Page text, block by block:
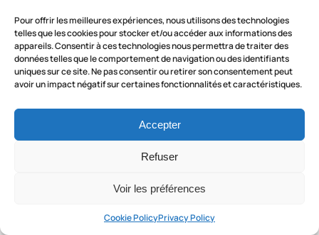
Pour offrir les meilleures expériences, nous utilisons des technologies
telles que les cookies pour stocker et/ou accéder aux informations des
appareils. Consentir à ces technologies nous permettra de traiter des
données telles que le comportement de navigation ou des identifiants
uniques sur ce site. Ne pas consentir ou retirer son consentement peut
avoir un impact négatif sur certaines fonctionnalités et caractéristiques.
Accepter
Refuser
Voir les préférences
Cookie PolicyPrivacy Policy
À propos de nous
Questions fréquemment posées
Conditions générales
Contactez-nous
RÉSERVEZ MAINTENANT
R